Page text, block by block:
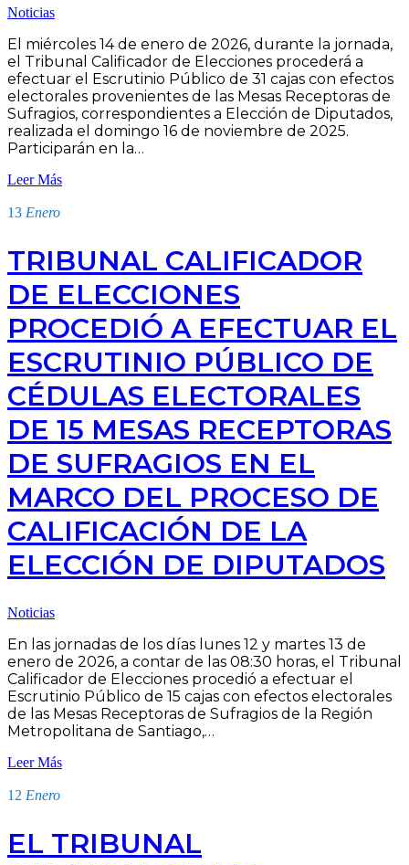
Noticias
El miércoles 14 de enero de 2026, durante la jornada,
el Tribunal Calificador de Elecciones procederá a
efectuar el Escrutinio Público de 31 cajas con efectos
electorales provenientes de las Mesas Receptoras de
Sufragios, correspondientes a Elección de Diputados,
realizada el domingo 16 de noviembre de 2025.
Participarán en la…
Leer Más
13 Enero
TRIBUNAL CALIFICADOR
DE ELECCIONES
PROCEDIÓ A EFECTUAR EL
ESCRUTINIO PÚBLICO DE
CÉDULAS ELECTORALES
DE 15 MESAS RECEPTORAS
DE SUFRAGIOS EN EL
MARCO DEL PROCESO DE
CALIFICACIÓN DE LA
ELECCIÓN DE DIPUTADOS
Noticias
En las jornadas de los días lunes 12 y martes 13 de
enero de 2026, a contar de las 08:30 horas, el Tribunal
Calificador de Elecciones procedió a efectuar el
Escrutinio Público de 15 cajas con efectos electorales
de las Mesas Receptoras de Sufragios de la Región
Metropolitana de Santiago,…
Leer Más
12 Enero
EL TRIBUNAL